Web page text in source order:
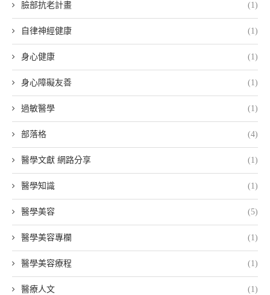
臉部抗老計畫 (1)
自律神經健康 (1)
身心健康 (1)
身心障礙友善 (1)
過敏醫學 (1)
部落格 (4)
醫學文獻 網路分享 (1)
醫學知識 (1)
醫學美容 (5)
醫學美容專欄 (1)
醫學美容療程 (1)
醫療人文 (1)